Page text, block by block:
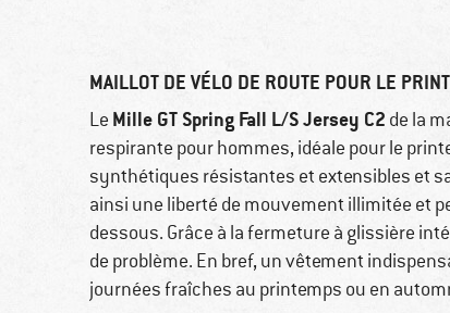
MAILLOT DE VÉLO DE ROUTE POUR LE
Le Mille GT Spring Fall L/S Jersey C2 de la
respirante pour hommes, idéale pour le
synthétiques résistantes et extensibles et
ainsi une liberté de mouvement illimitée et
dessous. Grâce à la fermeture à glissière
de problème. En bref, un vêtement
journées fraîches au printemps ou en